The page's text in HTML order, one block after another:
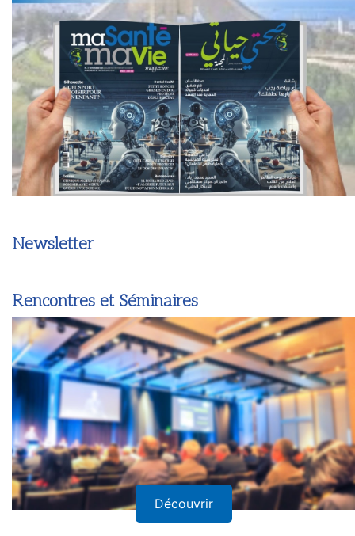
Newsletter
Rencontres et Séminaires
Découvrir